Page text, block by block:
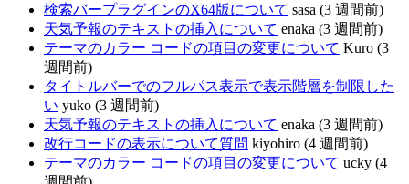
検索バープラグインのX64版について sasa (3 週間前)
天気予報のテキストの挿入について enaka (3 週間前)
テーマのカラー コードの項目の変更について Kuro (3
週間前)
タイトルバーでのフルパス表示で表示階層を制限した
い yuko (3 週間前)
天気予報のテキストの挿入について enaka (3 週間前)
改行コードの表示について質問 kiyohiro (4 週間前)
テーマのカラー コードの項目の変更について ucky (4